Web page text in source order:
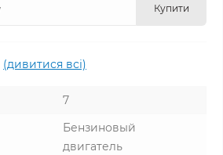
Купити
(дивитися всі)
7
Бензиновый
двигатель